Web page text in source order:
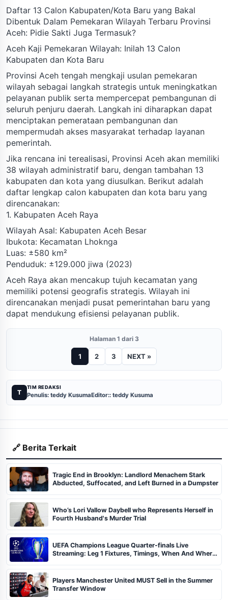
Daftar 13 Calon Kabupaten/Kota Baru yang Bakal
Dibentuk Dalam Pemekaran Wilayah Terbaru Provinsi
Aceh: Pidie Sakti Juga Termasuk?
Aceh Kaji Pemekaran Wilayah: Inilah 13 Calon
Kabupaten dan Kota Baru
Provinsi Aceh tengah mengkaji usulan pemekaran
wilayah sebagai langkah strategis untuk meningkatkan
pelayanan publik serta mempercepat pembangunan di
seluruh penjuru daerah. Langkah ini diharapkan dapat
menciptakan pemerataan pembangunan dan
mempermudah akses masyarakat terhadap layanan
pemerintah.
Jika rencana ini terealisasi, Provinsi Aceh akan memiliki
38 wilayah administratif baru, dengan tambahan 13
kabupaten dan kota yang diusulkan. Berikut adalah
daftar lengkap calon kabupaten dan kota baru yang
direncanakan:
1. Kabupaten Aceh Raya
Wilayah Asal: Kabupaten Aceh Besar
Ibukota: Kecamatan Lhoknga
Luas: ±580 km²
Penduduk: ±129.000 jiwa (2023)
Aceh Raya akan mencakup tujuh kecamatan yang
memiliki potensi geografis strategis. Wilayah ini
direncanakan menjadi pusat pemerintahan baru yang
dapat mendukung efisiensi pelayanan publik.
Halaman 1 dari 3
1 2 3 NEXT »
T
TIM REDAKSI
Penulis: teddy KusumaEditor:: teddy Kusuma
🔗 Berita Terkait
Tragic End in Brooklyn: Landlord Menachem Stark
Abducted, Suffocated, and Left Burned in a Dumpster
Who’s Lori Vallow Daybell who Represents Herself in
Fourth Husband's Murder Trial
UEFA Champions League Quarter-finals Live
Streaming: Leg 1 Fixtures, Timings, When And Where
Players Manchester United MUST Sell in the Summer
Transfer Window